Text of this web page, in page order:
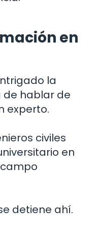
en
la
de hablar de
experto.
civiles
en
detiene ahí.